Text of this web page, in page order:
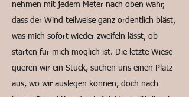
nehmen mit jedem Meter nach oben wahr,
dass der Wind teilweise ganz ordentlich bläst,
was mich sofort wieder zweifeln lässt, ob
starten für mich möglich ist. Die letzte Wiese
queren wir ein Stück, suchen uns einen Platz
aus, wo wir auslegen können, doch nach